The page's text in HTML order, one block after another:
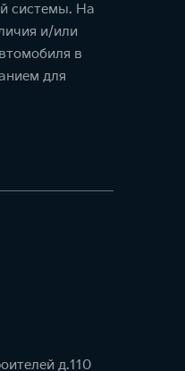
системы. На
и/или
в
для
д.110